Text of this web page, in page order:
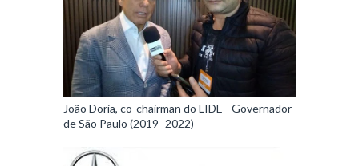
João Doria, co-chairman do LIDE - Governador
de São Paulo (2019–2022)